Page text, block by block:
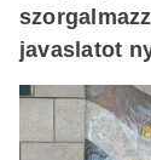
javaslatot